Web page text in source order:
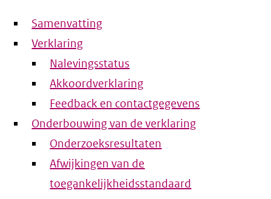
Samenvatting
Verklaring
Nalevingsstatus
Akkoordverklaring
Feedback en contactgegevens
Onderbouwing van de verklaring
Onderzoeksresultaten
Afwijkingen van de
toegankelijkheidsstandaard